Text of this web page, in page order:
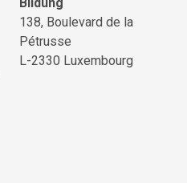
138, Boulevard de la
Pétrusse
L-2330 Luxembourg